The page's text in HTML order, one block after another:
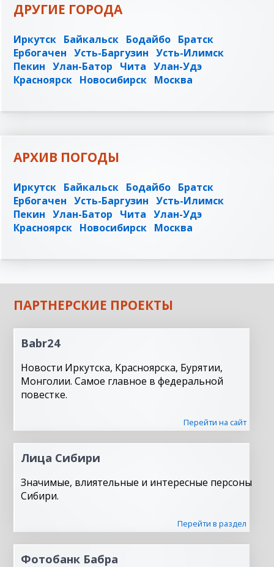
ДРУГИЕ ГОРОДА
Иркутск Байкальск Бодайбо Братск
Ербогачен Усть-Баргузин Усть-Илимск
Пекин Улан-Батор Чита Улан-Удэ
Красноярск Новосибирск Москва
АРХИВ ПОГОДЫ
Иркутск Байкальск Бодайбо Братск
Ербогачен Усть-Баргузин Усть-Илимск
Пекин Улан-Батор Чита Улан-Удэ
Красноярск Новосибирск Москва
ПАРТНЕРСКИЕ ПРОЕКТЫ
Babr24
Новости Иркутска, Красноярска, Бурятии,
Монголии. Самое главное в федеральной
повестке.
Перейти на сайт
Лица Сибири
Значимые, влиятельные и интересные персоны
Сибири.
Перейти в раздел
Фотобанк Бабра